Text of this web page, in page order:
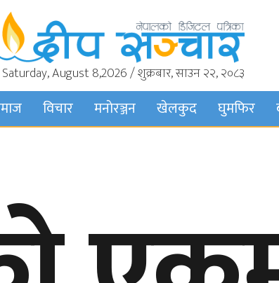
Saturday, August 8,2026 / शुक्रबार, साउन २२, २०८३
विचार मनाेरञ्जन खेलकुद घुमफिर